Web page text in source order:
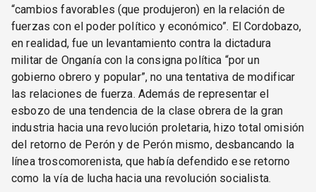
“cambios favorables (que produjeron) en la relación de
fuerzas con el poder político y económico”. El Cordobazo,
en realidad, fue un levantamiento contra la dictadura
militar de Onganía con la consigna política “por un
gobierno obrero y popular”, no una tentativa de modificar
las relaciones de fuerza. Además de representar el
esbozo de una tendencia de la clase obrera de la gran
industria hacia una revolución proletaria, hizo total omisión
del retorno de Perón y de Perón mismo, desbancando la
línea troscomorenista, que había defendido ese retorno
como la vía de lucha hacia una revolución socialista.